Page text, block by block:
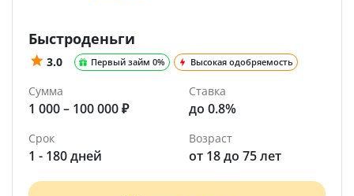
Быстроденьги
3.0 Первый займ 0% Высокая одобряемость
Сумма
1 000 – 100 000 ₽
Ставка
до 0.8%
Срок
1 - 180 дней
Возраст
от 18 до 75 лет